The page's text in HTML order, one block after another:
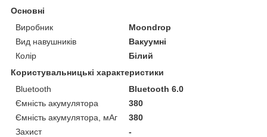
Основні
Виробник
Moondrop
Вид навушників
Вакуумні
Колір
Білий
Користувальницькі характеристики
Bluetooth
Bluetooth 6.0
Ємність акумулятора
380
Ємність акумулятора, мАг
380
Захист
-